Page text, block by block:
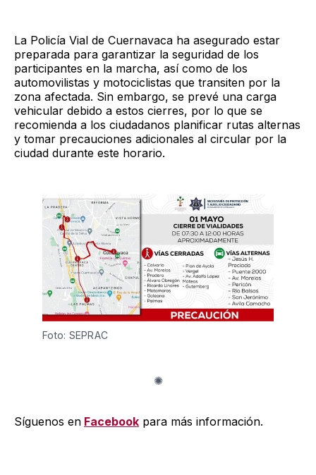
La Policía Vial de Cuernavaca ha asegurado estar
preparada para garantizar la seguridad de los
participantes en la marcha, así como de los
automovilistas y motociclistas que transiten por la
zona afectada. Sin embargo, se prevé una carga
vehicular debido a estos cierres, por lo que se
recomienda a los ciudadanos planificar rutas alternas
y tomar precauciones adicionales al circular por la
ciudad durante este horario.
Foto: SEPRAC
Síguenos en Facebook para más información.